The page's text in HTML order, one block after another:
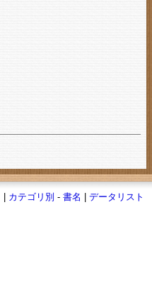
カテゴリ別 -書名 |データリスト